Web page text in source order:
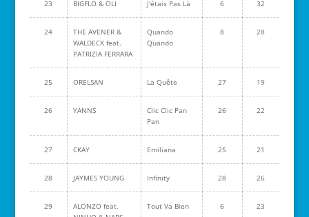
23 BIGFLO & OLI J'étais Pas Là 6 32
24
THE AVENER &
WALDECK feat.
PATRIZIA FERRARA
Quando
Quando
8 28
25 ORELSAN La Quête 27 19
26 YANNS
Clic Clic Pan
Pan
26 22
27 CKAY Emiliana 25 21
28 JAYMES YOUNG Infinity 28 26
29
ALONZO feat.
Tout Va Bien 6 23